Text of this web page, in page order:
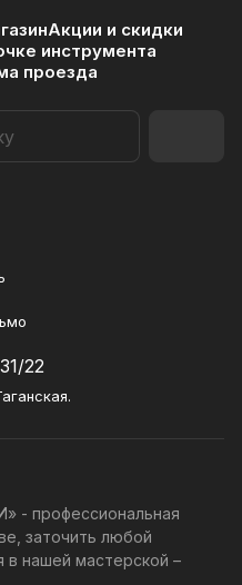
Акции и скидки
инструмента
проезда
22
- профессиональная
заточить любой
нашей мастерской –